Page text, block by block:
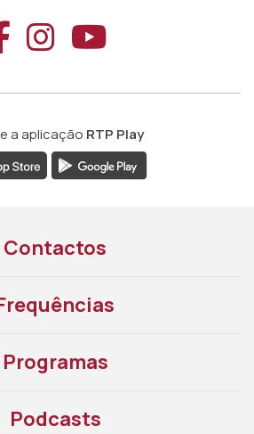
Aceder ao
Aceder ao
Aceder
a aplicação RTP Play
Contactos
Programas
Podcasts